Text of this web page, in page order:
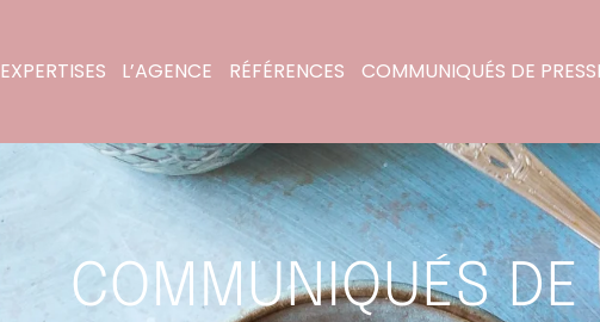
EXPERTISES L’AGENCE RÉFÉRENCES COMMUNIQUÉS DE
COMMUNIQUÉS DE